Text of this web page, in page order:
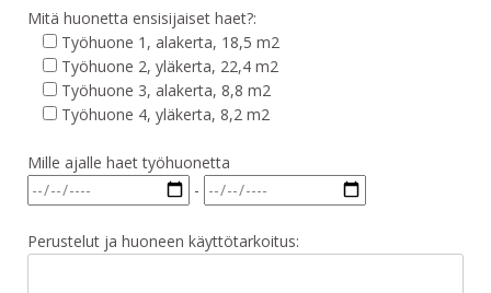
Mitä huonetta ensisijaiset haet?:
Työhuone 1, alakerta, 18,5 m2
Työhuone 2, yläkerta, 22,4 m2
Työhuone 3, alakerta, 8,8 m2
Työhuone 4, yläkerta, 8,2 m2
Mille ajalle haet työhuonetta
-
Perustelut ja huoneen käyttötarkoitus: